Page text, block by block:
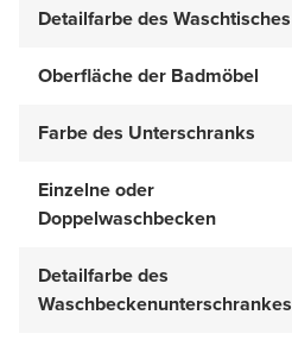
Detailfarbe des Waschtisches
Oberfläche der Badmöbel
Farbe des Unterschranks
Einzelne oder
Doppelwaschbecken
Detailfarbe des
Waschbeckenunterschrankes